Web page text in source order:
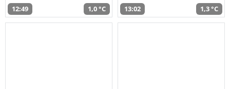
12:49 1,0 °C 13:02 1,3 °C